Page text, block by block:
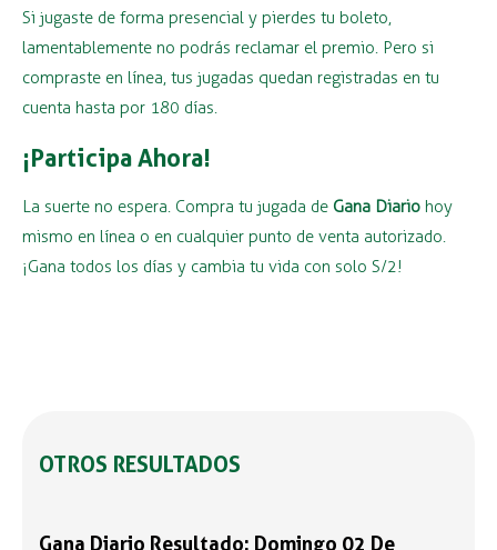
Si jugaste de forma presencial y pierdes tu boleto,
lamentablemente no podrás reclamar el premio. Pero si
compraste en línea, tus jugadas quedan registradas en tu
cuenta hasta por 180 días.
¡Participa Ahora!
La suerte no espera. Compra tu jugada de Gana Diario hoy
mismo en línea o en cualquier punto de venta autorizado.
¡Gana todos los días y cambia tu vida con solo S/2!
OTROS RESULTADOS
Gana Diario Resultado: Domingo 02 De